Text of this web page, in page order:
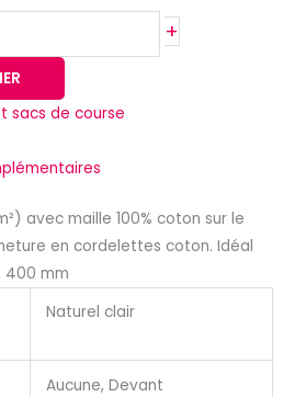
+
sacs de course
avec maille 100% coton sur le
en cordelettes coton. Idéal
400 mm
Naturel clair
Aucune, Devant